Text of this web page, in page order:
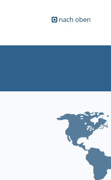
nach oben